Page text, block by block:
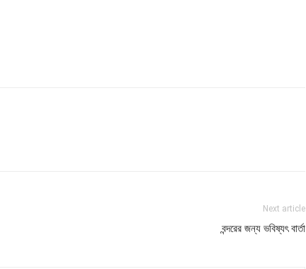
Next article
বন্দরের জন্য ভবিষ্যৎ বার্তা